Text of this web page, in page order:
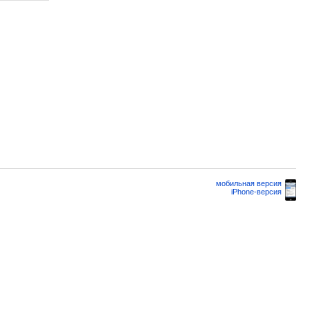
мобильная версия
iPhone-версия